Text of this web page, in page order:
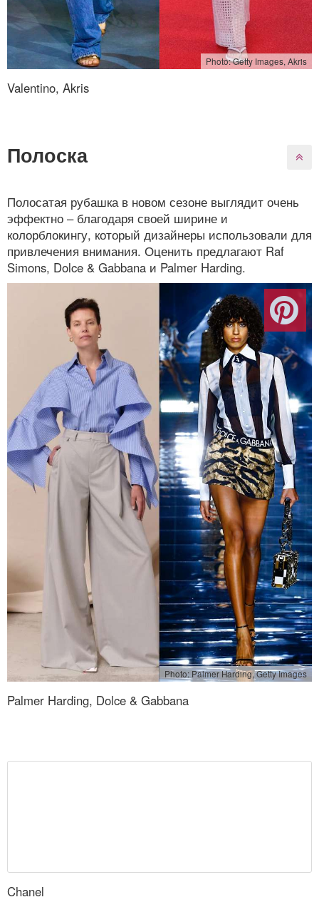
Photo: Getty Images, Akris
Valentino, Akris
Полоска
Полосатая рубашка в новом сезоне выглядит очень
эффектно – благодаря своей ширине и
колорблокингу, который дизайнеры использовали для
привлечения внимания. Оценить предлагают Raf
Simons, Dolce & Gabbana и Palmer Harding.
Photo: Palmer Harding, Getty Images
Palmer Harding, Dolce & Gabbana
Chanel